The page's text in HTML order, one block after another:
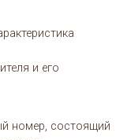
и его
номер, состоящий